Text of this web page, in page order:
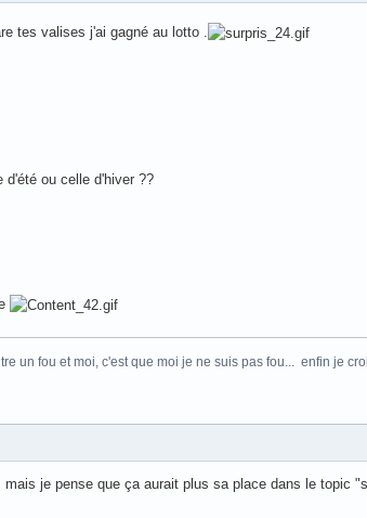
tes valises j'ai gagné au lotto .
d'été ou celle d'hiver ??
un fou et moi, c'est que moi je ne suis pas fou... enfin je
je pense que ça aurait plus sa place dans le topic